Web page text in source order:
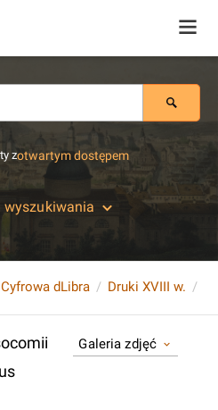
zotwartym dostępem
wyszukiwania
dLibra Druki XVIII w.
Galeria zdjęć